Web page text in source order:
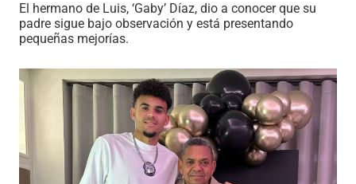
El hermano de Luis, ‘Gaby’ Díaz, dio a conocer que su
padre sigue bajo observación y está presentando
pequeñas mejorías.